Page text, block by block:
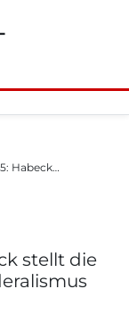
Habeck…
stellt die